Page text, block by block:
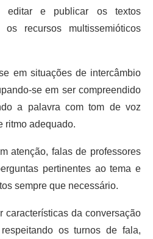
editar e publicar os textos
os recursos multissemióticos
em situações de intercâmbio
se em ser compreendido
a palavra com tom de voz
ritmo adequado.
atenção, falas de professores
pertinentes ao tema e
sempre que necessário.
características da conversação
os turnos de fala,